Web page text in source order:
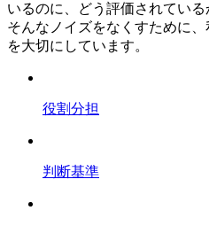
いるのに、どう評価されてい
そんなノイズをなくすために、
を大切にしています。
役割分担
判断基準